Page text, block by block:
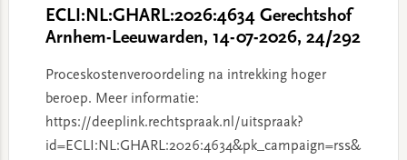
ECLI:NL:GHARL:2026:4634 Gerechtshof
Arnhem-Leeuwarden, 14-07-2026, 24/292
Proceskostenveroordeling na intrekking hoger
beroep. Meer informatie:
https://deeplink.rechtspraak.nl/uitspraak?
id=ECLI:NL:GHARL:2026:4634&pk_campaign=rss&